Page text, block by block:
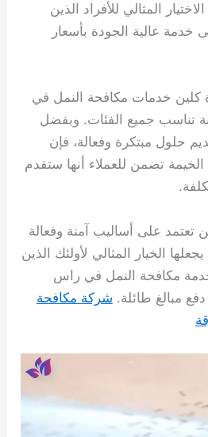
المثالي للأفراد الذين
عالية الجودة بأسعار
كلين خدمات مكافحة النمل في
تناسب جميع الفئات. وبفضل
حلول مبتكرة وفعالة، فإن
تضمن للعملاء أنها ستقدم
تعتمد على أساليب آمنة وفعالة
الخيار المثالي لأولئك الذين
مكافحة النمل في راس
مبالغ طائلة. شركة مكافحة